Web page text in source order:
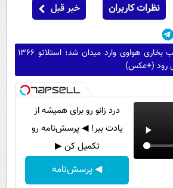
نظرات کاربران خبر قبل
غول 586 اسب بخاری هواوی وارد میدان شد؛ استلاتو 1366
رود (+عکس)
درد زانو رو برای همیشه از
یادت ببر! ◀ پرسش‌نامه رو
تکمیل کن ▶
◀ پرسش‌نامه